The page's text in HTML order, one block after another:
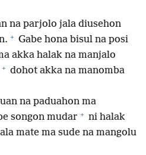
na parjolo jala diusehon
+ Gabe hona bisul na posi
akka halak na manjalo
+ dohot akka na manomba
na paduahon ma
songon mudar + ni halak
mate ma sude na mangolu